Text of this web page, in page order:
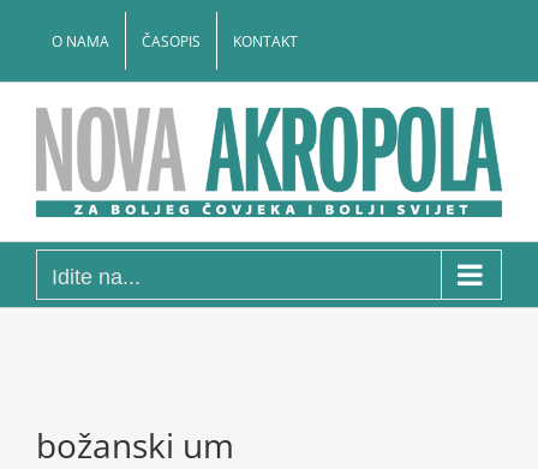
O NAMA ČASOPIS KONTAKT
Idite na...
božanski um